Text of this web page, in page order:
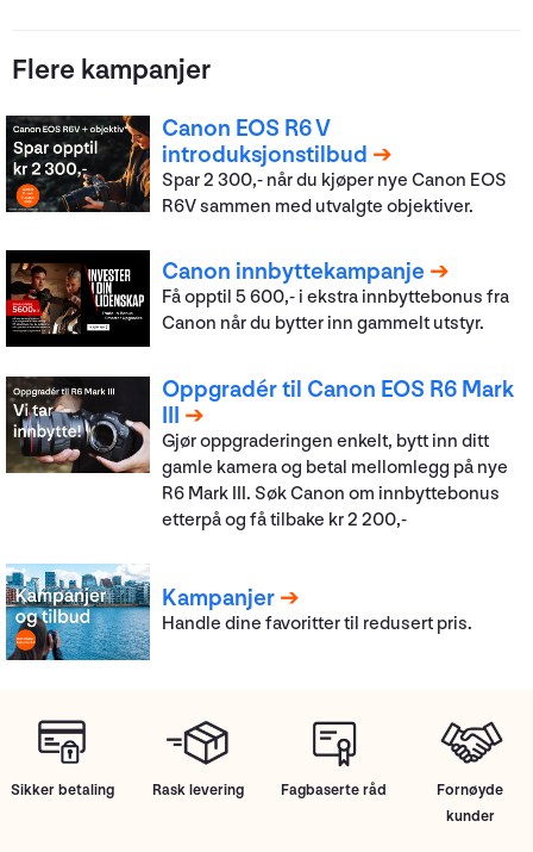
Flere kampanjer
Canon EOS R6 V
introduksjonstilbud
Spar 2 300,- når du kjøper nye Canon EOS
R6V sammen med utvalgte objektiver.
Canon innbyttekampanje
Få opptil 5 600,- i ekstra innbyttebonus fra
Canon når du bytter inn gammelt utstyr.
Oppgradér til Canon EOS R6 Mark
III
Gjør oppgraderingen enkelt, bytt inn ditt
gamle kamera og betal mellomlegg på nye
R6 Mark III. Søk Canon om innbyttebonus
etterpå og få tilbake kr 2 200,-
Kampanjer
Handle dine favoritter til redusert pris.
Sikker betaling Rask levering Fagbaserte råd
Fornøyde
kunder